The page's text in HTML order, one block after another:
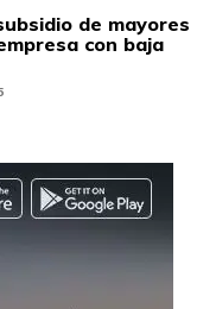
de mayores
con baja